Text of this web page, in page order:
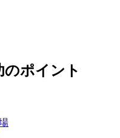
のポイント